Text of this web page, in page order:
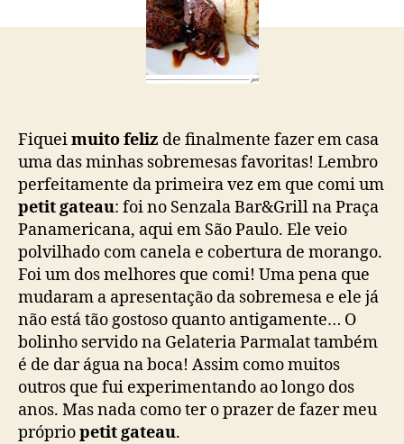
Fiqueimuito feliz de finalmente fazer em casa
uma das minhas sobremesas favoritas! Lembro
perfeitamente da primeira vez em que comi um
petit gateau: foi no Senzala Bar&Grill na Praça
Panamericana, aqui em São Paulo. Ele veio
polvilhado com canela e cobertura de morango.
Foi um dos melhores que comi! Uma pena que
mudaram a apresentação da sobremesa e ele já
não está tão gostoso quanto antigamente… O
bolinho servido na Gelateria Parmalat também
é de dar água na boca! Assim como muitos
outros que fui experimentando ao longo dos
anos. Mas nada como ter o prazer de fazer meu
própriopetit gateau.